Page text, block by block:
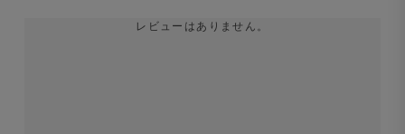
レビューはありません。